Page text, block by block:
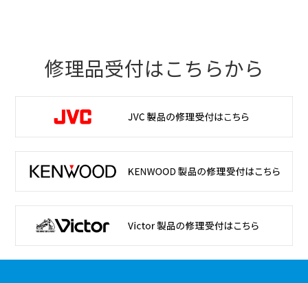
修理品受付はこちらから